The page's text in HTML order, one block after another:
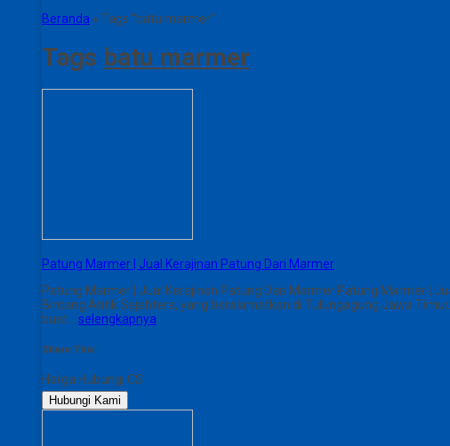
Beranda » Tags "batu marmer"
Tags batu marmer
Patung Marmer | Jual Kerajinan Patung Dari Marmer
Patung Marmer | Jual Kerajinan Patung Dari Marmer Patung Marmer |
Bintang Antik Sejahtera, yang beralamatkan di Tulungagung Jawa
buat… selengkapnya
Share This :
Harga Hubungi CS
Hubungi Kami